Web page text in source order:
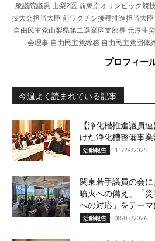
衆議院議員 山梨2区 前東京オリンピック競
技大会担当大臣 前ワクチン接種推進担当大
自由民主党山梨県第二選挙区支部長 元厚生
会理事 自由民主党総務 自由民主党団体
プロフィー
今週よく読まれている記事
【浄化槽推進議員
けた浄化槽整備事
活動報告 11/28/2025
関東若手議員の会
噴火への備え」「
への対応」をテー
活動報告 08/03/2026